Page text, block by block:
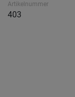
Artikelnummer
403